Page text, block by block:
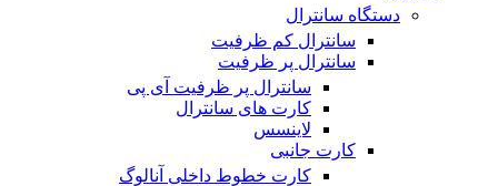
دستگاه سانترال
سانترال کم ظرفیت
سانترال پر ظرفیت
سانترال پر ظرفیت آی پی
کارت های سانترال
لاینسس
کارت جانبی
کارت خطوط داخلی آنالوگ